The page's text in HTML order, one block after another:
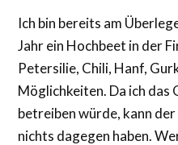
Ich bin bereits am
Jahr ein Hochbeet in der
Petersilie, Chili, Hanf,
Möglichkeiten. Da ich das
betreiben würde, kann
nichts dagegen haben.